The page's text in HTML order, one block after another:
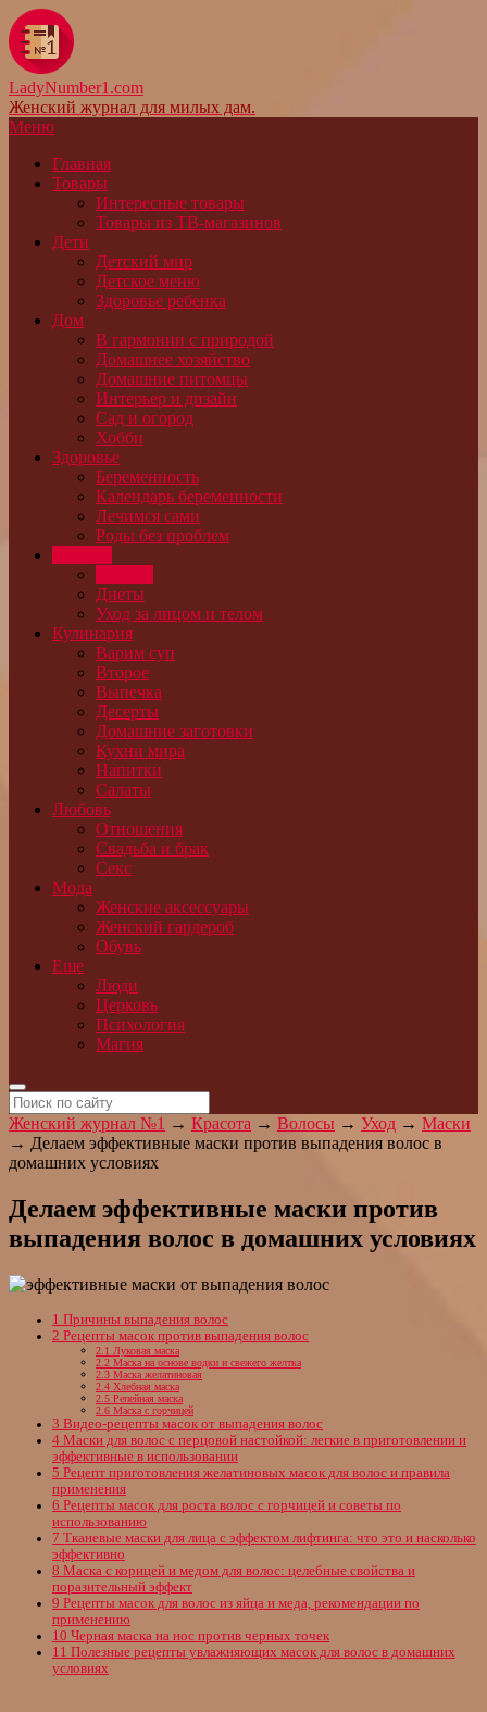
LadyNumber1.com
Женский журнал для милых дам.
Меню
Главная
Товары
Интересные товары
Товары из ТВ-магазинов
Дети
Детский мир
Детское меню
Здоровье ребенка
Дом
В гармонии с природой
Домашнее хозяйство
Домашние питомцы
Интерьер и дизайн
Сад и огород
Хобби
Здоровье
Беременность
Календарь беременности
Лечимся сами
Роды без проблем
Диеты
Уход за лицом и телом
Кулинария
Варим суп
Второе
Выпечка
Десерты
Домашние заготовки
Кухни мира
Напитки
Салаты
Любовь
Отношения
Свадьба и брак
Секс
Мода
Женские аксессуары
Женский гардероб
Обувь
Еще
Люди
Церковь
Психология
Магия
Женский журнал №1 → Красота → Волосы → Уход → Маски
→ Делаем эффективные маски против выпадения волос в
домашних условиях
Делаем эффективные маски против
выпадения волос в домашних условиях
1 Причины выпадения волос
2 Рецепты масок против выпадения волос
2.1 Луковая маска
2.2 Маска на основе водки и свежего желтка
2.3 Маска желатиновая
2.4 Хлебная маска
2.5 Репейная маска
2.6 Маска с горчицей
3 Видео-рецепты масок от выпадения волос
4 Маски для волос с перцовой настойкой: легкие в приготовлении и
эффективные в использовании
5 Рецепт приготовления желатиновых масок для волос и правила
применения
6 Рецепты масок для роста волос с горчицей и советы по
использованию
7 Тканевые маски для лица с эффектом лифтинга: что это и насколько
эффективно
8 Маска с корицей и медом для волос: целебные свойства и
поразительный эффект
9 Рецепты масок для волос из яйца и меда, рекомендации по
применению
10 Черная маска на нос против черных точек
11 Полезные рецепты увлажняющих масок для волос в домашних
условиях